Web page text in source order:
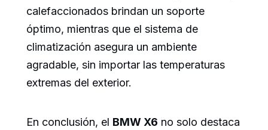
calefaccionados brindan un soporte
óptimo, mientras que el sistema de
climatización asegura un ambiente
agradable, sin importar las temperaturas
extremas del exterior.
En conclusión, el BMW X6 no solo destaca